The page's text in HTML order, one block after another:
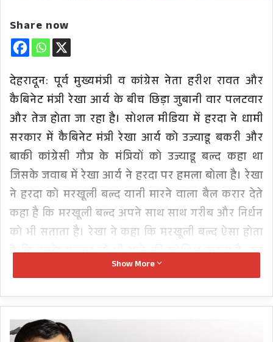
Share now
देहरादून: पूर्व मुख्यमंत्री व कांग्रेस नेता हरीश रावत और
कैबिनेट मंत्री रेखा आर्य के बीच छिड़ा जुबानी वार पलटवार
और तेज होता जा रहा है। सोशल मीडिया में हरदा ने धामी
सरकार में कैबिनेट मंत्री रेखा आर्य को उज्याडू बकरी और
बाकी कांग्रेसी गौत्र के मंत्रियों को उज्याडू बल्द कहा था
जिसके जवाब में रेखा आर्य ने हरदा पर हमला बोला है। रेखा
ने हरदा को मरखूली बल्द यानी मारने वाला बैल करार देते
कहा है कि मरखूली बल्द अपने साथ साथ गरीब और निर्धन
को भी सताता है। रेखा ने कहा कि मरखूली बल्द ऐसा होता
है कि उसके बराबर जो भी आने की कोशिश करता है, वह
उसे मारने को दौड़ता है। रेखा ने कहा है कि वह समझ
कुर्सी को देखकर हरीश रावत की क्या हालत हो रही है।
Show More
अब
दिल्ली